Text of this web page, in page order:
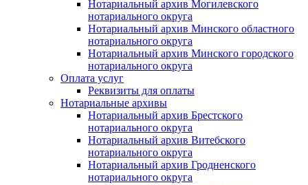
Нотариальный архив Могилевского
нотариального округа
Нотариальный архив Минского областного
нотариального округа
Нотариальный архив Минского городского
нотариального округа
Оплата услуг
Реквизиты для оплаты
Нотариальные архивы
Нотариальный архив Брестского
нотариального округа
Нотариальный архив Витебского
нотариального округа
Нотариальный архив Гродненского
нотариального округа